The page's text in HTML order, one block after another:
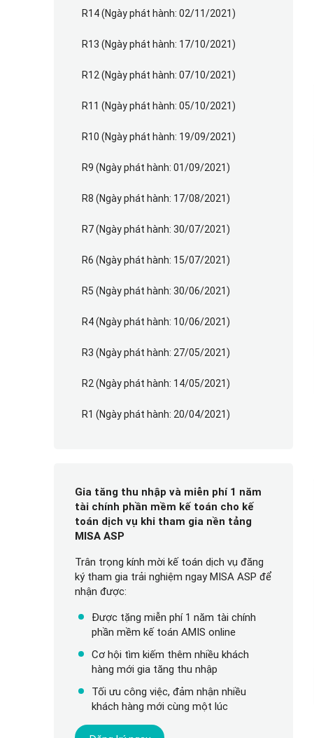
R14 (Ngày phát hành: 02/11/2021)
R13 (Ngày phát hành: 17/10/2021)
R12 (Ngày phát hành: 07/10/2021)
R11 (Ngày phát hành: 05/10/2021)
R10 (Ngày phát hành: 19/09/2021)
R9 (Ngày phát hành: 01/09/2021)
R8 (Ngày phát hành: 17/08/2021)
R7 (Ngày phát hành: 30/07/2021)
R6 (Ngày phát hành: 15/07/2021)
R5 (Ngày phát hành: 30/06/2021)
R4 (Ngày phát hành: 10/06/2021)
R3 (Ngày phát hành: 27/05/2021)
R2 (Ngày phát hành: 14/05/2021)
R1 (Ngày phát hành: 20/04/2021)
Gia tăng thu nhập và miễn phí 1 năm
tài chính phần mềm kế toán cho kế
toán dịch vụ khi tham gia nền tảng
MISA ASP
Trân trọng kính mời kế toán dịch vụ đăng
ký tham gia trải nghiệm ngay MISA ASP để
nhận được:
Được tặng miễn phí 1 năm tài chính
phần mềm kế toán AMIS online
Cơ hội tìm kiếm thêm nhiều khách
hàng mới gia tăng thu nhập
Tối ưu công việc, đảm nhận nhiều
khách hàng mới cùng một lúc